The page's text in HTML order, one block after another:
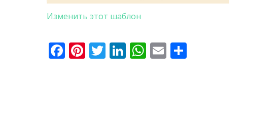
Изменить этот шаблон
Facebook
Pinterest
Twitter
LinkedIn
WhatsApp
Email